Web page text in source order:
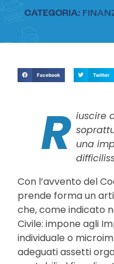
CATEGORIA:
Facebook Twitter
R iuscire
una
Con l’avvento del
prende forma un
che, come indicato
Civile: impone agli
individuale o
adeguati assetti